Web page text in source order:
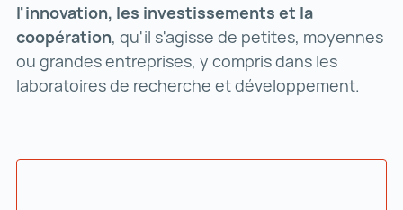
l'innovation, les investissements et la
coopération, qu'il s'agisse de petites, moyennes
ou grandes entreprises, y compris dans les
laboratoires de recherche et développement.